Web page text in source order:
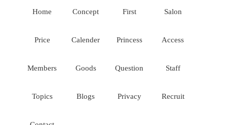
Home Concept First Salon
Price Calender Princess Access
Members Goods Question Staff
Topics Blogs Privacy Recruit